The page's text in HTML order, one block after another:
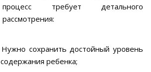
процесс требует детального
рассмотрения:
Нужно сохранить достойный уровень
содержания ребенка;